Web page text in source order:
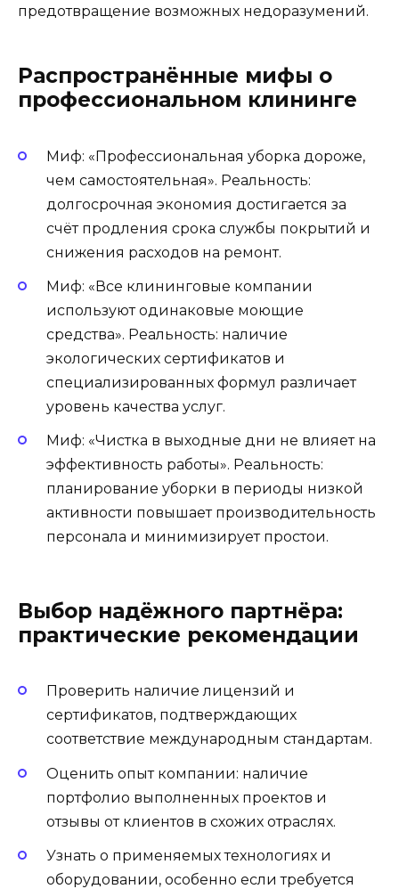
предотвращение возможных недоразумений.
Распространённые мифы о
профессиональном клининге
Миф: «Профессиональная уборка дороже,
чем самостоятельная». Реальность:
долгосрочная экономия достигается за
счёт продления срока службы покрытий и
снижения расходов на ремонт.
Миф: «Все клининговые компании
используют одинаковые моющие
средства». Реальность: наличие
экологических сертификатов и
специализированных формул различает
уровень качества услуг.
Миф: «Чистка в выходные дни не влияет на
эффективность работы». Реальность:
планирование уборки в периоды низкой
активности повышает производительность
персонала и минимизирует простои.
Выбор надёжного партнёра:
практические рекомендации
Проверить наличие лицензий и
сертификатов, подтверждающих
соответствие международным стандартам.
Оценить опыт компании: наличие
портфолио выполненных проектов и
отзывы от клиентов в схожих отраслях.
Узнать о применяемых технологиях и
оборудовании, особенно если требуется